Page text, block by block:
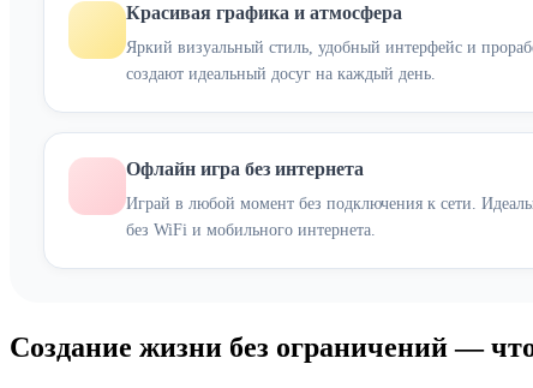
Красивая графика и атмосфера
Яркий визуальный стиль, удобный интерфейс и
создают идеальный досуг на каждый день.
Офлайн игра без интернета
Играй в любой момент без подключения к сети.
без WiFi и мобильного интернета.
Создание жизни без ограничений —